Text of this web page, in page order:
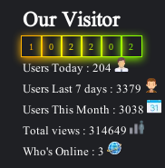
Our Visitor
2
0
2
2
0
1
Users Today : 204